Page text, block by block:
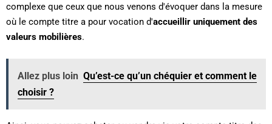
complexe que ceux que nous venons d'évoquer dans la mesure
où le compte titre a pour vocation d'accueillir uniquement des
valeurs mobilières.
Allez plus loin Qu’est-ce qu’un chéquier et comment le
choisir ?